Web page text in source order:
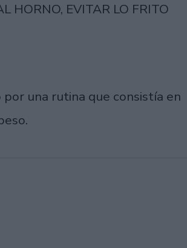
HORNO, EVITAR LO FRITO
una rutina que consistía en